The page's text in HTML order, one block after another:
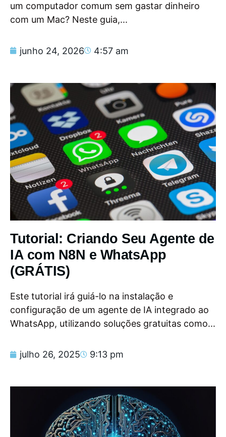
um computador comum sem gastar dinheiro
com um Mac? Neste guia,...
junho 24, 2026 4:57 am
Tutorial: Criando Seu Agente de
IA com N8N e WhatsApp
(GRÁTIS)
Este tutorial irá guiá-lo na instalação e
configuração de um agente de IA integrado ao
WhatsApp, utilizando soluções gratuitas como...
julho 26, 2025 9:13 pm